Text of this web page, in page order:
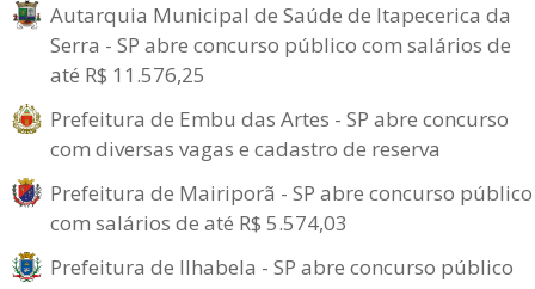
Autarquia Municipal de Saúde de Itapecerica da
Serra - SP abre concurso público com salários de
até R$ 11.576,25
Prefeitura de Embu das Artes - SP abre concurso
com diversas vagas e cadastro de reserva
Prefeitura de Mairiporã - SP abre concurso público
com salários de até R$ 5.574,03
Prefeitura de Ilhabela - SP abre concurso público